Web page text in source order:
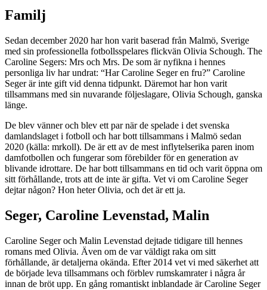
Familj
Sedan december 2020 har hon varit baserad från Malmö, Sverige
med sin professionella fotbollsspelares flickvän Olivia Schough. The
Caroline Segers: Mrs och Mrs. De som är nyfikna i hennes
personliga liv har undrat: “Har Caroline Seger en fru?” Caroline
Seger är inte gift vid denna tidpunkt. Däremot har hon varit
tillsammans med sin nuvarande följeslagare, Olivia Schough, ganska
länge.
De blev vänner och blev ett par när de spelade i det svenska
damlandslaget i fotboll och har bott tillsammans i Malmö sedan
2020 (källa: mrkoll). De är ett av de mest inflytelserika paren inom
damfotbollen och fungerar som förebilder för en generation av
blivande idrottare. De har bott tillsammans en tid och varit öppna om
sitt förhållande, trots att de inte är gifta. Vet vi om Caroline Seger
dejtar någon? Hon heter Olivia, och det är ett ja.
Seger, Caroline Levenstad, Malin
Caroline Seger och Malin Levenstad dejtade tidigare till hennes
romans med Olivia. Även om de var väldigt raka om sitt
förhållande, är detaljerna okända. Efter 2014 vet vi med säkerhet att
de började leva tillsammans och förblev rumskamrater i några år
innan de bröt upp. En gång romantiskt inblandade är Caroline Seger